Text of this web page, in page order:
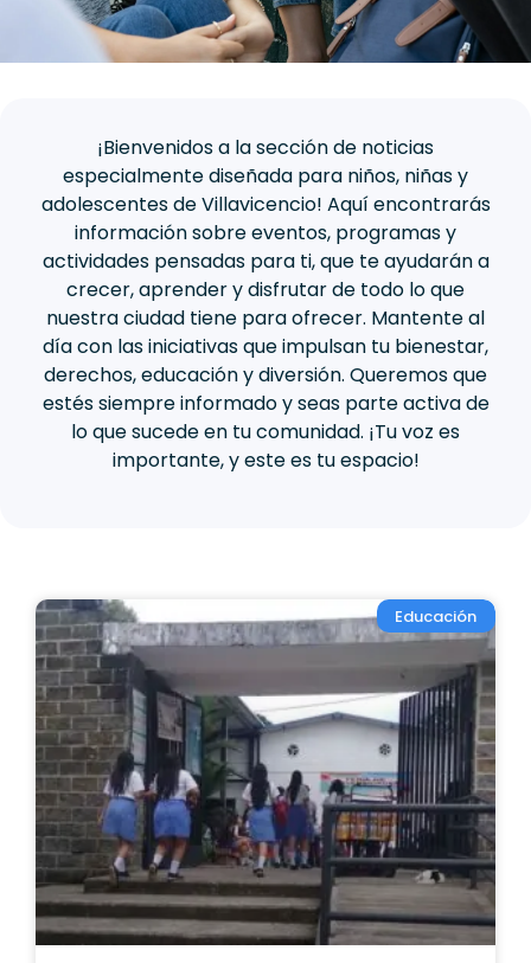
¡Bienvenidos a la sección de noticias
especialmente diseñada para niños, niñas y
adolescentes de Villavicencio! Aquí encontrarás
información sobre eventos, programas y
actividades pensadas para ti, que te ayudarán a
crecer, aprender y disfrutar de todo lo que
nuestra ciudad tiene para ofrecer. Mantente al
día con las iniciativas que impulsan tu bienestar,
derechos, educación y diversión. Queremos que
estés siempre informado y seas parte activa de
lo que sucede en tu comunidad. ¡Tu voz es
importante, y este es tu espacio!
Educación